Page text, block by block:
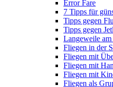
Error Fare
7 Tipps für
Tipps gegen
Tipps gegen
Langeweile
Fliegen in der
Fliegen mit
Fliegen mit
Fliegen mit
Fliegen als